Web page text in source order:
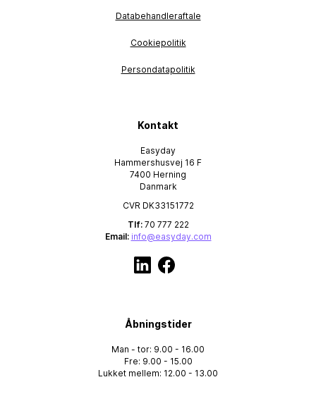
Databehandleraftale
Cookiepolitik
Persondatapolitik
Kontakt
Easyday
Hammershusvej 16 F
7400 Herning
Danmark
CVR DK33151772
Tlf:70 777 222
Email: info@easyday.com
Åbningstider
Man - tor: 9.00 - 16.00
Fre: 9.00 - 15.00
Lukket mellem: 12.00 - 13.00